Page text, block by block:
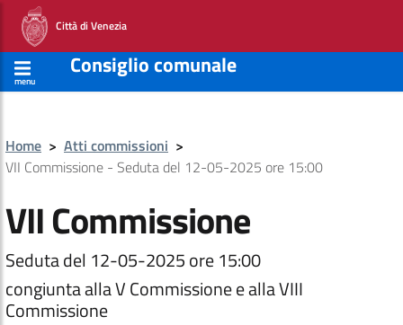
Città di Venezia
menu
Consiglio comunale
Home > Atti commissioni >
VII Commissione - Seduta del 12-05-2025 ore 15:00
VII Commissione
Seduta del 12-05-2025 ore 15:00
congiunta alla V Commissione e alla VIII
Commissione